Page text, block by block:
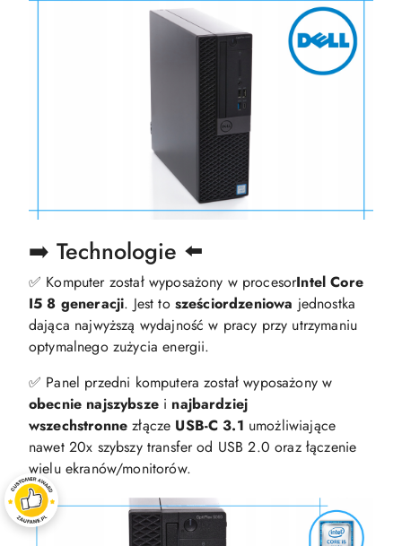
➡️ Technologie ⬅️
✅ Komputer został wyposażony w procesorIntel Core
I5 8 generacji. Jest to sześciordzeniowa jednostka
dająca najwyższą wydajność w pracy przy utrzymaniu
optymalnego zużycia energii.
✅ Panel przedni komputera został wyposażony w
obecnie najszybszei najbardziej
wszechstronne złącze USB-C 3.1 umożliwiające
nawet 20x szybszy transfer od USB 2.0 oraz łączenie
wielu ekranów/monitorów.